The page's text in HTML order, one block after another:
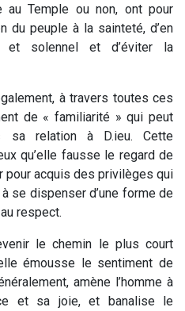
Temple ou non, ont pour
du peuple à la sainteté, d’en
et solennel et d’éviter la
à travers toutes ces
de « familiarité » qui peut
sa relation à D.ieu. Cette
qu’elle fausse le regard de
pour acquis des privilèges qui
se dispenser d’une forme de
respect.
le chemin le plus court
émousse le sentiment de
amène l’homme à
et sa joie, et banalise le